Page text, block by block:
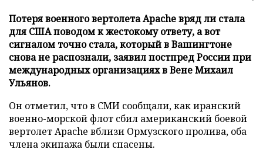
Потеря военного вертолета Apache вряд ли стала
для США поводом к жестокому ответу, а вот
сигналом точно стала, который в Вашингтоне
снова не распознали, заявил постпред России при
международных организациях в Вене Михаил
Ульянов.
Он отметил, что в СМИ сообщали, как иранский
военно-морской флот сбил американский боевой
вертолет Apache вблизи Ормузского пролива, оба
члена экипажа были спасены.